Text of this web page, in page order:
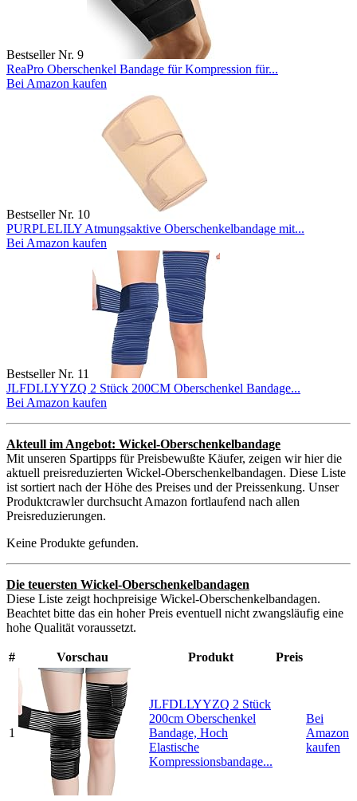
Bestseller Nr. 9
ReaPro Oberschenkel Bandage für Kompression für...
Bei Amazon kaufen
Bestseller Nr. 10
PURPLELILY Atmungsaktive Oberschenkelbandage mit...
Bei Amazon kaufen
Bestseller Nr. 11
JLFDLLYYZQ 2 Stück 200CM Oberschenkel Bandage...
Bei Amazon kaufen
Akteull im Angebot: Wickel-Oberschenkelbandage
Mit unseren Spartipps für Preisbewußte Käufer, zeigen wir hier die
aktuell preisreduzierten Wickel-Oberschenkelbandagen. Diese Liste
ist sortiert nach der Höhe des Preises und der Preissenkung. Unser
Produktcrawler durchsucht Amazon fortlaufend nach allen
Preisreduzierungen.
Keine Produkte gefunden.
Die teuersten Wickel-Oberschenkelbandagen
Diese Liste zeigt hochpreisige Wickel-Oberschenkelbandagen.
Beachtet bitte das ein hoher Preis eventuell nicht zwangsläufig eine
hohe Qualität voraussetzt.
# Vorschau Produkt Preis
1
JLFDLLYYZQ 2 Stück
200cm Oberschenkel
Bandage, Hoch
Elastische
Kompressionsbandage...
Bei
Amazon
kaufen